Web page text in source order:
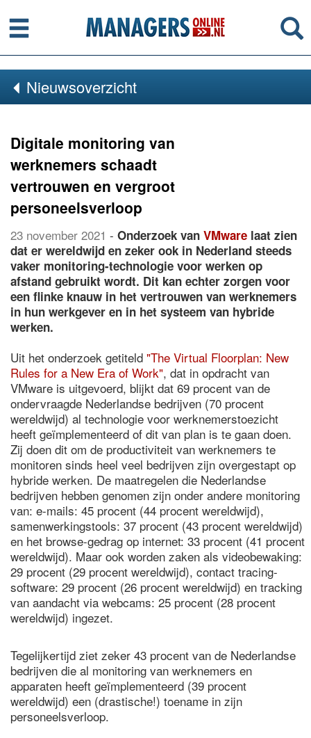
Menu
Nieuwsoverzicht
Digitale monitoring van
werknemers schaadt
vertrouwen en vergroot
personeelsverloop
23 november 2021 - Onderzoek van VMware laat zien
dat er wereldwijd en zeker ook in Nederland steeds
vaker monitoring-technologie voor werken op
afstand gebruikt wordt. Dit kan echter zorgen voor
een flinke knauw in het vertrouwen van werknemers
in hun werkgever en in het systeem van hybride
werken.
Uit het onderzoek getiteld "The Virtual Floorplan: New
Rules for a New Era of Work", dat in opdracht van
VMware is uitgevoerd, blijkt dat 69 procent van de
ondervraagde Nederlandse bedrijven (70 procent
wereldwijd) al technologie voor werknemerstoezicht
heeft geïmplementeerd of dit van plan is te gaan doen.
Zij doen dit om de productiviteit van werknemers te
monitoren sinds heel veel bedrijven zijn overgestapt op
hybride werken. De maatregelen die Nederlandse
bedrijven hebben genomen zijn onder andere monitoring
van: e-mails: 45 procent (44 procent wereldwijd),
samenwerkingstools: 37 procent (43 procent wereldwijd)
en het browse-gedrag op internet: 33 procent (41 procent
wereldwijd). Maar ook worden zaken als videobewaking:
29 procent (29 procent wereldwijd), contact tracing-
software: 29 procent (26 procent wereldwijd) en tracking
van aandacht via webcams: 25 procent (28 procent
wereldwijd) ingezet.
Tegelijkertijd ziet zeker 43 procent van de Nederlandse
bedrijven die al monitoring van werknemers en
apparaten heeft geïmplementeerd (39 procent
wereldwijd) een (drastische!) toename in zijn
personeelsverloop.